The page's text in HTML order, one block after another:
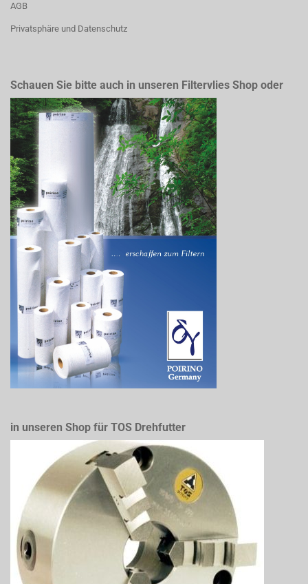
AGB
Privatsphäre und Datenschutz
Schauen Sie bitte auch in unseren Filtervlies Shop oder
in unseren Shop für TOS Drehfutter